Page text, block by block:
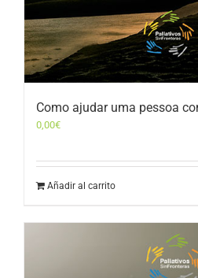
Como ajudar uma pessoa
0,00€
Añadir al carrito